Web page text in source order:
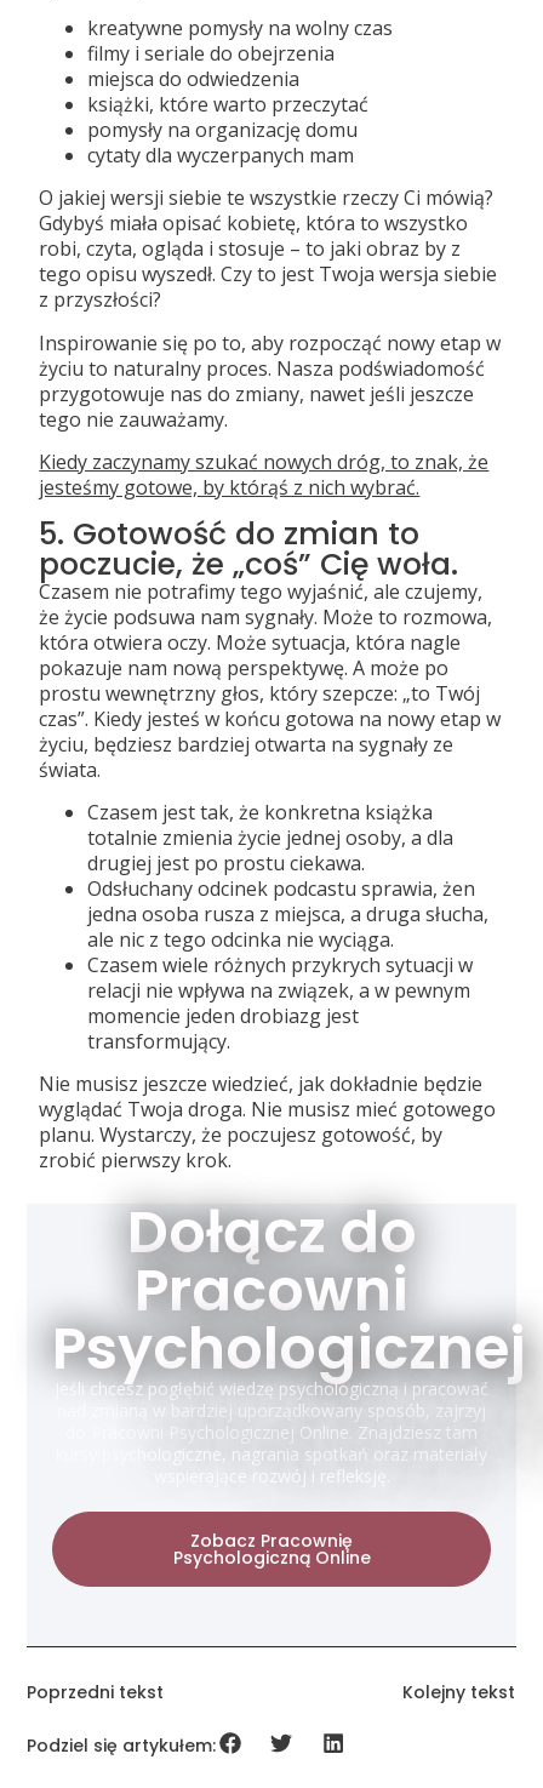
kreatywne pomysły na wolny czas
filmy i seriale do obejrzenia
miejsca do odwiedzenia
książki, które warto przeczytać
pomysły na organizację domu
cytaty dla wyczerpanych mam
O jakiej wersji siebie te wszystkie rzeczy Ci mówią?
Gdybyś miała opisać kobietę, która to wszystko
robi, czyta, ogląda i stosuje – to jaki obraz by z
tego opisu wyszedł. Czy to jest Twoja wersja siebie
z przyszłości?
Inspirowanie się po to, aby rozpocząć nowy etap w
życiu to naturalny proces. Nasza podświadomość
przygotowuje nas do zmiany, nawet jeśli jeszcze
tego nie zauważamy.
Kiedy zaczynamy szukać nowych dróg, to znak, że
jesteśmy gotowe, by którąś z nich wybrać.
5. Gotowość do zmian to
poczucie, że „coś” Cię woła.
Czasem nie potrafimy tego wyjaśnić, ale czujemy,
że życie podsuwa nam sygnały. Może to rozmowa,
która otwiera oczy. Może sytuacja, która nagle
pokazuje nam nową perspektywę. A może po
prostu wewnętrzny głos, który szepcze: „to Twój
czas”. Kiedy jesteś w końcu gotowa na nowy etap w
życiu, będziesz bardziej otwarta na sygnały ze
świata.
Czasem jest tak, że konkretna książka
totalnie zmienia życie jednej osoby, a dla
drugiej jest po prostu ciekawa.
Odsłuchany odcinek podcastu sprawia, żen
jedna osoba rusza z miejsca, a druga słucha,
ale nic z tego odcinka nie wyciąga.
Czasem wiele różnych przykrych sytuacji w
relacji nie wpływa na związek, a w pewnym
momencie jeden drobiazg jest
transformujący.
Nie musisz jeszcze wiedzieć, jak dokładnie będzie
wyglądać Twoja droga. Nie musisz mieć gotowego
planu. Wystarczy, że poczujesz gotowość, by
zrobić pierwszy krok.
Dołącz do
Pracowni
Psychologicznej
Jeśli chcesz pogłębić wiedzę psychologiczną i pracować
nad zmianą w bardziej uporządkowany sposób, zajrzyj
do Pracowni Psychologicznej Online. Znajdziesz tam
kursy psychologiczne, nagrania spotkań oraz materiały
wspierające rozwój i refleksję.
Zobacz Pracownię
Psychologiczną Online
Poprzedni tekst Kolejny tekst
Podziel się artykułem: